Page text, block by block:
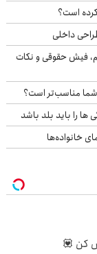
داخلی
فیش حقوقی و نکات
شما مناسب‌تر است؟
را باید بلد باشد
کن 💟